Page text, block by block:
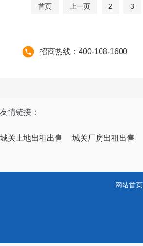
首页 上一页 2 3
招商热线：400-108-1600
友情链接：
城关土地出租出售 城关厂房出租出售
网站首页